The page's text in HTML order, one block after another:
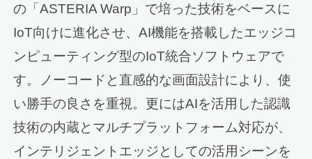
の「ASTERIA Warp」で培った技術をベースに
IoT向けに進化させ、AI機能を搭載したエッジコ
ンピューティング型のIoT統合ソフトウェアで
す。ノーコードと直感的な画面設計により、使
い勝手の良さを重視。更にはAIを活用した認識
技術の内蔵とマルチプラットフォーム対応が、
インテリジェントエッジとしての活用シーンを